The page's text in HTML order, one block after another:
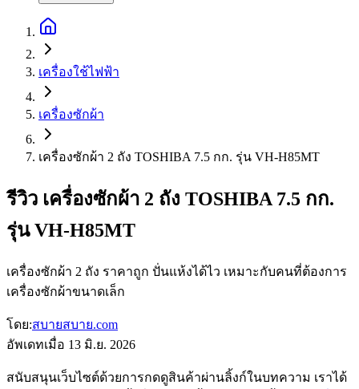
เครื่องใช้ไฟฟ้า
เครื่องซักผ้า
เครื่องซักผ้า 2 ถัง TOSHIBA 7.5 กก. รุ่น VH-H85MT
รีวิว เครื่องซักผ้า 2 ถัง TOSHIBA 7.5 กก.
รุ่น VH-H85MT
เครื่องซักผ้า 2 ถัง ราคาถูก ปั่นแห้งได้ไว เหมาะกับคนที่ต้องการ
เครื่องซักผ้าขนาดเล็ก
โดย:สบายสบาย.com
อัพเดทเมื่อ 13 มิ.ย. 2026
สนับสนุนเว็บไซต์ด้วยการกดดูสินค้าผ่านลิ้งก์ในบทความ เราได้